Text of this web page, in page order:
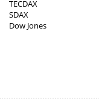
TECDAX
SDAX
Dow Jones